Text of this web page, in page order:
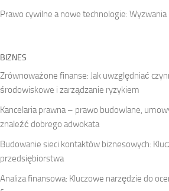
Prawo cywilne a nowe technologie:
BIZNES
Zrównoważone finanse: Jak uwzględniać
środowiskowe i zarządzanie ryzykiem
Kancelaria prawna – prawo budowlane,
znaleźć dobrego adwokata
Budowanie sieci kontaktów biznesowych:
przedsiębiorstwa
Analiza finansowa: Kluczowe narzędzie do